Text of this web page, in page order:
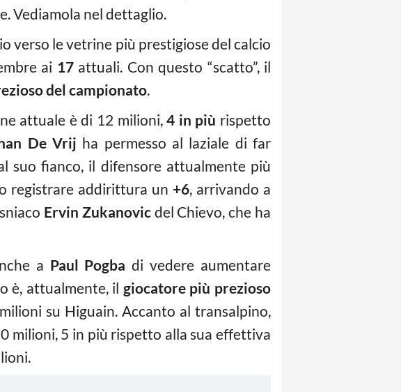
Vediamola nel dettaglio.
verso le vetrine più prestigiose del calcio
ai 17attuali. Con questo “scatto”, il
del campionato.
attuale è di 12 milioni,4 in più rispetto
De Vrij ha permesso al laziale di far
suo fianco, il difensore attualmente più
registrare addirittura un +6, arrivando a
Ervin Zukanovicdel Chievo, che ha
a Paul Pogba di vedere aumentare
è, attualmente, il giocatore più prezioso
su Higuain. Accanto al transalpino,
milioni, 5 in più rispetto alla sua effettiva